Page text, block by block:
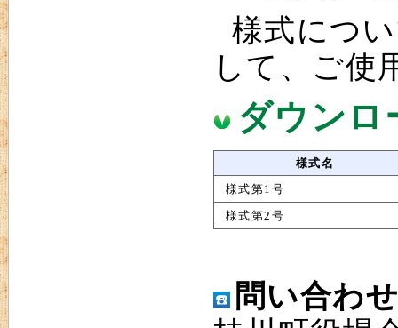
様式につ
して、ご使
ダウンロ
様式名
様式第1号
様式第2号
問い合わ